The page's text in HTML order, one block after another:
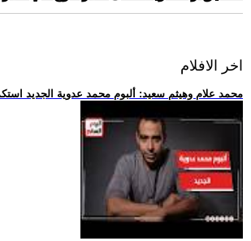
اخر الافلام
.. محمد علام وهيثم سعيد: ألبوم محمد عدوية الجديد